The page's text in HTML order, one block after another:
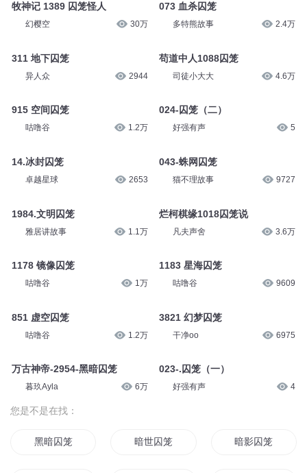
牧神记 1389 囚笼怪人
幻樱空 30万
311 地下囚笼
异人众 2944
915 空间囚笼
咕噜谷 1.2万
14.冰封囚笼
卓越星球 2653
1984.文明囚笼
雅居讲故事 1.1万
1178 镜像囚笼
咕噜谷 1万
851 虚空囚笼
咕噜谷 1.2万
万古神帝-2954-黑暗囚笼
暮玖Ayla 6万
073 血杀囚笼
多特熊故事 2.4万
苟道中人1088囚笼
司徒小大大 4.6万
024-囚笼（二）
好强有声 5
043-蛛网囚笼
猫不理故事 9727
烂柯棋缘1018囚笼说
凡夫声舍 3.6万
1183 星海囚笼
咕噜谷 9609
3821 幻梦囚笼
干净oo 6975
023-.囚笼（一）
好强有声 4
您是不是在找：
黑暗囚笼 暗世囚笼 暗影囚笼